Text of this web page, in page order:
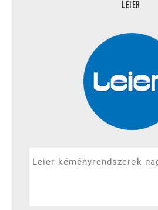
LEIER
Leier kéményrendszerek